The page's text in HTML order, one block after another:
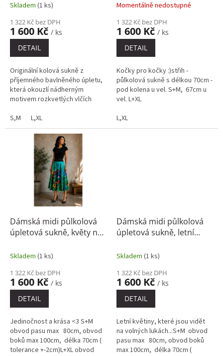
Skladem (1 ks)
1 322 Kč bez DPH
1 600 Kč / ks
DETAIL
Originální kolová sukně z
příjemného bavlněného úpletu,
která okouzlí nádherným
motivem rozkvetlých vlčích
jemném světlém podkladu
působí romanticky,...
S,M L,XL
Momentálně nedostupné
1 322 Kč bez DPH
1 600 Kč / ks
DETAIL
Kočky pro kočky :)střih -
půlkolová sukně s délkou 70cm -
pod kolena u vel. S+M, 67cm u
vel. L+XL
L,XL
Dámská midi půlkolová
úpletová sukně, květy na
Skladem (1 ks)
1 322 Kč bez DPH
1 600 Kč / ks
DETAIL
Jedinočnost a krása <3 S+M
obvod pasu max 80cm, obvod
boků max 100cm, délka 70cm (
tolerance +-2cm)L+XL obvod
Dámská midi půlkolová
úpletová sukně, letní
Skladem (1 ks)
1 322 Kč bez DPH
1 600 Kč / ks
DETAIL
Letní květiny, které jsou vidět
na volných lukách...S+M obvod
pasu max 80cm, obvod boků
max 100cm, délka 70cm (